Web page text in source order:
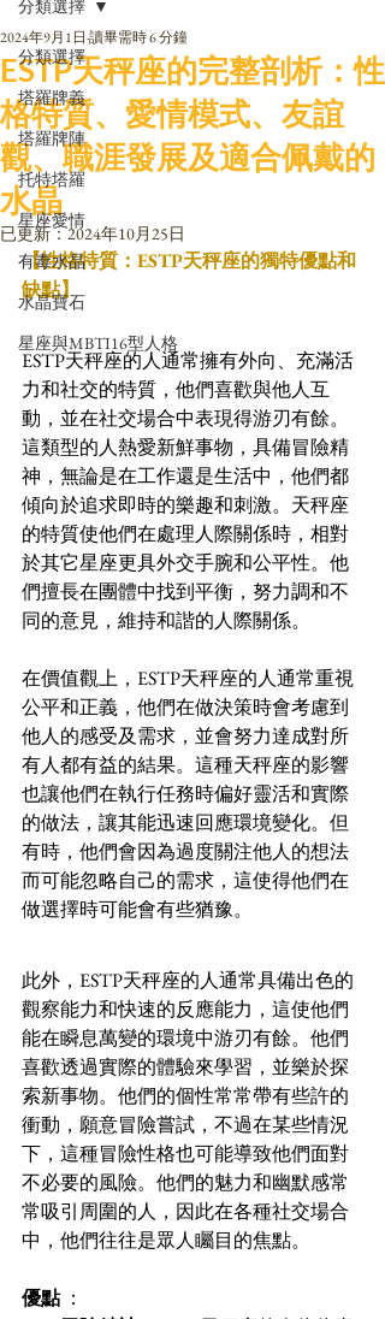
分類選擇
塔羅牌義
塔羅牌陣
托特塔羅
星座愛情
有毒水晶
水晶寶石
星座與MBTI16型人格
分類選擇
ESTP天秤座的完整剖析：性
格特質、愛情模式、友誼
觀、職涯發展及適合佩戴的
水晶
2024年9月1日 讀畢需時 6 分鐘
已更新：2024年10月25日
【性格特質：ESTP天秤座的獨特優點和
缺點】
ESTP天秤座的人通常擁有外向、充滿活
力和社交的特質，他們喜歡與他人互
動，並在社交場合中表現得游刃有餘。
這類型的人熱愛新鮮事物，具備冒險精
神，無論是在工作還是生活中，他們都
傾向於追求即時的樂趣和刺激。天秤座
的特質使他們在處理人際關係時，相對
於其它星座更具外交手腕和公平性。他
們擅長在團體中找到平衡，努力調和不
同的意見，維持和諧的人際關係。
在價值觀上，ESTP天秤座的人通常重視
公平和正義，他們在做決策時會考慮到
他人的感受及需求，並會努力達成對所
有人都有益的結果。這種天秤座的影響
也讓他們在執行任務時偏好靈活和實際
的做法，讓其能迅速回應環境變化。但
有時，他們會因為過度關注他人的想法
而可能忽略自己的需求，這使得他們在
做選擇時可能會有些猶豫。
此外，ESTP天秤座的人通常具備出色的
觀察能力和快速的反應能力，這使他們
能在瞬息萬變的環境中游刃有餘。他們
喜歡透過實際的體驗來學習，並樂於探
索新事物。他們的個性常常帶有些許的
衝動，願意冒險嘗試，不過在某些情況
下，這種冒險性格也可能導致他們面對
不必要的風險。他們的魅力和幽默感常
常吸引周圍的人，因此在各種社交場合
中，他們往往是眾人矚目的焦點。
優點 ：